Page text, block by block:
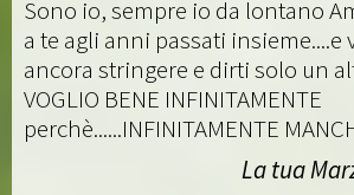
Sono io, sempre io da lontano
a te agli anni passati
ancora stringere e dirti solo un
VOGLIO BENE INFINITAMENTE
perchè......INFINITAMENTE
La tua